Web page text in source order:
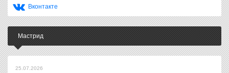
Вконтакте
Мастрид
25.07.2026